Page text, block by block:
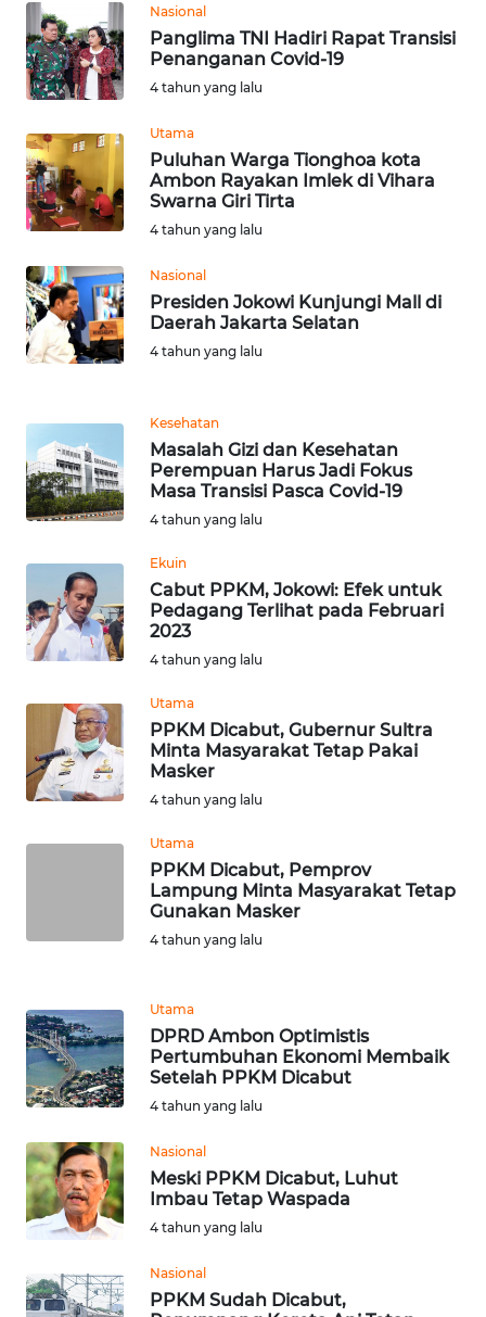
Nasional
Panglima TNI Hadiri Rapat Transisi
Penanganan Covid-19
4 tahun yang lalu
Utama
Puluhan Warga Tionghoa kota
Ambon Rayakan Imlek di Vihara
Swarna Giri Tirta
4 tahun yang lalu
Nasional
Presiden Jokowi Kunjungi Mall di
Daerah Jakarta Selatan
4 tahun yang lalu
Kesehatan
Masalah Gizi dan Kesehatan
Perempuan Harus Jadi Fokus
Masa Transisi Pasca Covid-19
4 tahun yang lalu
Ekuin
Cabut PPKM, Jokowi: Efek untuk
Pedagang Terlihat pada Februari
2023
4 tahun yang lalu
Utama
PPKM Dicabut, Gubernur Sultra
Minta Masyarakat Tetap Pakai
Masker
4 tahun yang lalu
Utama
PPKM Dicabut, Pemprov
Lampung Minta Masyarakat Tetap
Gunakan Masker
4 tahun yang lalu
Utama
DPRD Ambon Optimistis
Pertumbuhan Ekonomi Membaik
Setelah PPKM Dicabut
4 tahun yang lalu
Nasional
Meski PPKM Dicabut, Luhut
Imbau Tetap Waspada
4 tahun yang lalu
Nasional
PPKM Sudah Dicabut,
KAMI
INFO
IKLAN
TENTANG
KAMI
PEDOMAN
SIBER
REDAKSI
DISCLAIMER
Wahana
WN
SUMUT
JAKARTA
WN
JABAR
WN
WN
KEPRI
WN
PAPUA
WN
PAPUA
BARAT
WN
RIAU